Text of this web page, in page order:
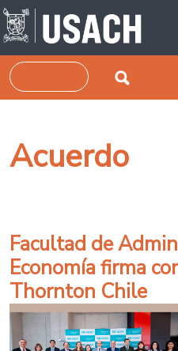
Pasar al contenido principal
Buscar
Acuerdo
Facultad de
Economía firma
Thornton Chile